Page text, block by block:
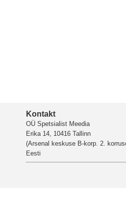
Kontakt
OÜ Spetsialist Meedia
Erika 14, 10416 Tallinn
(Arsenal keskuse B-korp. 2.
Eesti